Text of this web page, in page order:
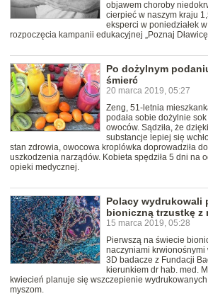
objawem choroby
cierpieć w naszym kraju
eksperci w poniedziałek
rozpoczęcia kampanii edukacyjnej „Poznaj
Po dożylnym
śmierć
20 marca 2019, 05:27
Zeng, 51-letnia
podała sobie dożylnie
owoców. Sądziła, że
substancje lepiej się
stan zdrowia, owocowa kroplówka doprowadziła
uszkodzenia narządów. Kobieta spędziła 5 dni na
opieki medycznej.
Polacy wydrukowali
bioniczną trzustkę z
15 marca 2019, 05:28
Pierwszą na świecie
naczyniami
3D badacze z Fundacji
kierunkiem dr hab. med.
kwiecień planuje się wszczepienie wydrukowanych
myszom.